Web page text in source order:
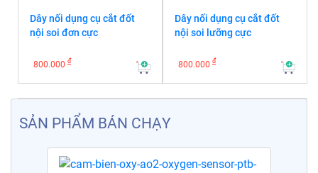
Dây nối dụng cụ cắt đốt
nội soi đơn cực
800.000 đ
Dây nối dụng cụ cắt đốt
nội soi lưỡng cực
800.000 đ
SẢN PHẨM BÁN CHẠY